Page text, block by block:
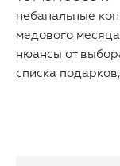
небанальные
медового
нюансы от
списка